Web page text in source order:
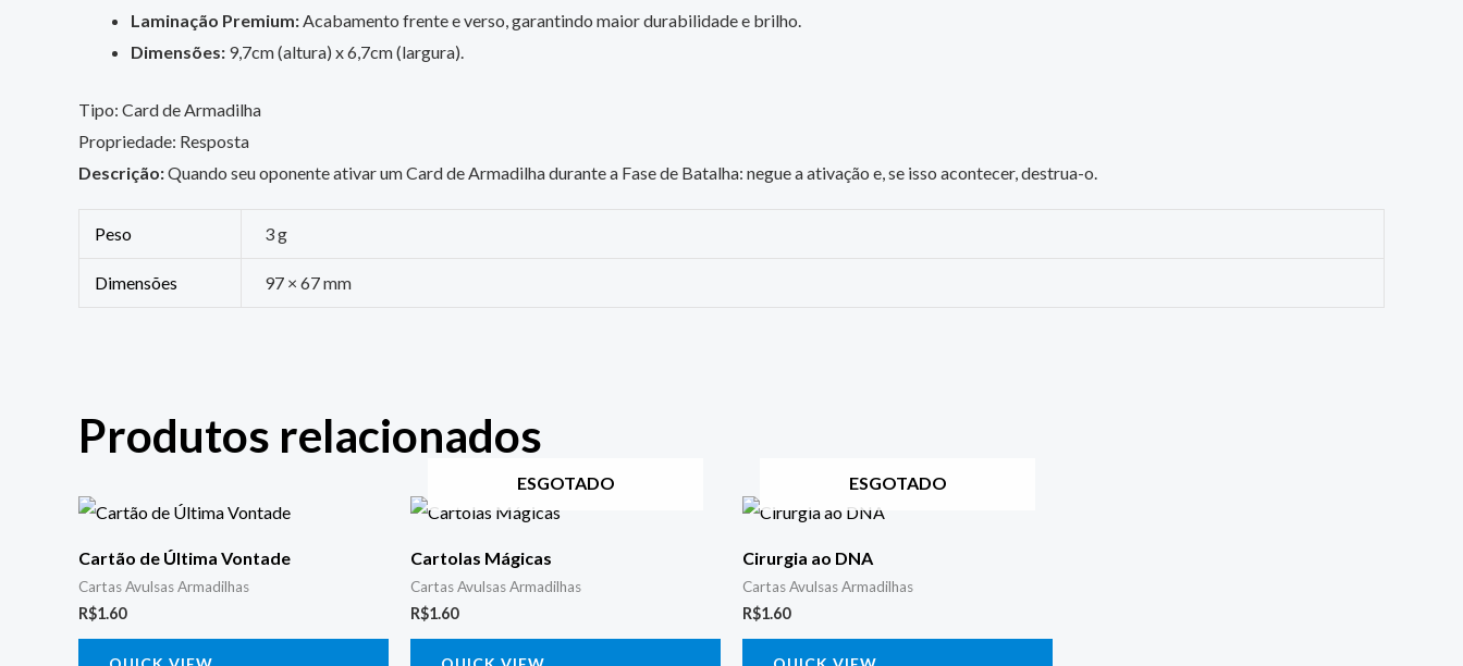
Laminação Premium: Acabamento frente e verso, garantindo maior durabilidade e brilho.
Dimensões: 9,7cm (altura) x 6,7cm (largura).
Tipo: Card de Armadilha
Propriedade: Resposta
Descrição:Quando seu oponente ativar um Card de Armadilha durante a Fase de Batalha: negue a ativação e, se isso acontecer, destrua-o.
Peso 3 g
Dimensões 97 × 67 mm
Produtos relacionados
Cartão de Última Vontade
Cartas Avulsas Armadilhas
R$1.60
ESGOTADO
Cartolas Mágicas
Cartas Avulsas Armadilhas
R$1.60
ESGOTADO
Cirurgia ao DNA
Cartas Avulsas Armadilhas
R$1.60